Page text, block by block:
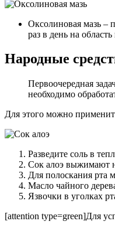
Оксолиновая мазь –
раз в день на
Народные
Первоочередная
необходимо
Для этого можно
Разведите соль в
Сок алоэ выжимают
Для полоскания рта
Масло чайного
Язвочки в уголках
[attention type=green]Для